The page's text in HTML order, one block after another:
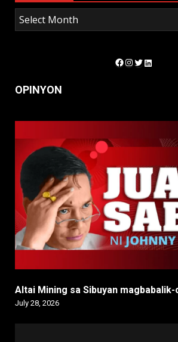
Facebook
Instagram
Twitter
LinkedIn
OPINYON
Altai Mining sa Sibuyan
July 28, 2026